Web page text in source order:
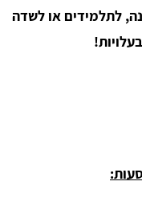
לתלמידים או לשדה